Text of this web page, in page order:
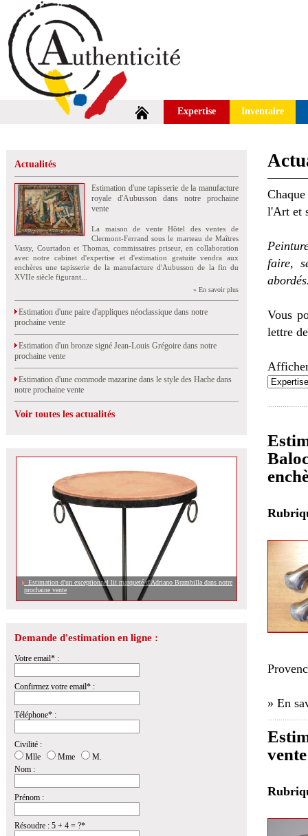
Expertise Inventaire
Actualités
Estimation d'une tapisserie de la manufacture
royale d'Aubusson dans notre prochaine
vente
La maison de vente Hôtel des ventes de
Clermont-Ferrand sous le marteau de Maîtres
Vassy, Courtadon et Thomas, commissaires priseur, en collaboration
avec notre cabinet d'expertise et d'estimation gratuite vendra aux
enchères une tapisserie de la manufacture d'Aubusson de la fin du
XVIIe siècle figurant...
» En savoir plus
Estimation d'une paire d'appliques néoclassique dans notre
prochaine vente
Estimation d'un bronze signé Jean-Louis Grégoire dans notre
prochaine vente
Estimation d'une commode mazarine dans le style des Hache dans
notre prochaine vente
Voir toutes les actualités
Estimation d'un exceptionnel lit marqueté d'Adriano Brambilla dans notre
prochaine vente
Demande d'estimation en ligne :
Votre email* :
Confirmez votre email* :
Téléphone* :
Civilité :
Mlle
Mme
M.
Nom :
Prénom :
Résoudre : 5 + 4 = ?*
l'Art et
faire,
Vous
lettre
» En